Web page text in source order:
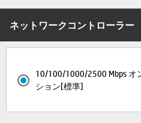
ネットワークコントローラー
10/100/1000/2500 Mbps オ
ション[標準]